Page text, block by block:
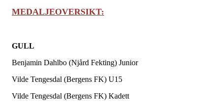
MEDALJEOVERSIKT:
GULL
Benjamin Dahlbo (Njård Fekting) Junior
Vilde Tengesdal (Bergens FK) U15
Vilde Tengesdal (Bergens FK) Kadett